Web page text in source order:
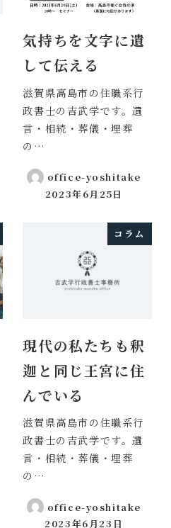
気持ちを文字に遺
して伝える
滋賀県高島市の住職系行
政書士の吉武学です。遺
言・相続・葬儀・埋葬
の…
office-yoshitake
投稿日
2023年6月25日
コラム
現代の私たちも釈
迦と同じ王宮に住
んでいる
滋賀県高島市の住職系行
政書士の吉武学です。遺
言・相続・葬儀・埋葬
の…
office-yoshitake
2023年6月23日